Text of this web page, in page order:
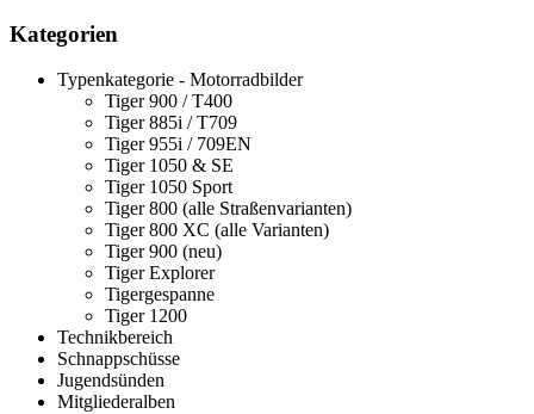
Kategorien
Typenkategorie - Motorradbilder
Tiger 900 / T400
Tiger 885i / T709
Tiger 955i / 709EN
Tiger 1050 & SE
Tiger 1050 Sport
Tiger 800 (alle Straßenvarianten)
Tiger 800 XC (alle Varianten)
Tiger 900 (neu)
Tiger Explorer
Tigergespanne
Tiger 1200
Technikbereich
Schnappschüsse
Jugendsünden
Mitgliederalben